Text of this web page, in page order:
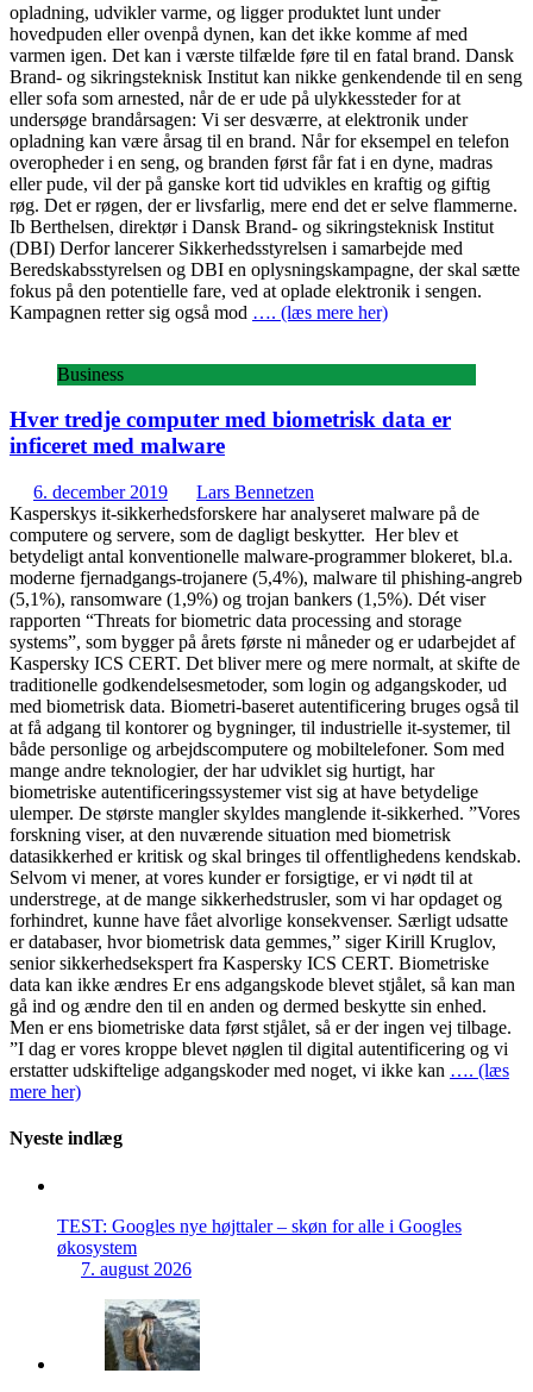
opladning, udvikler varme, og ligger produktet lunt under
hovedpuden eller ovenpå dynen, kan det ikke komme af med
varmen igen. Det kan i værste tilfælde føre til en fatal brand. Dansk
Brand- og sikringsteknisk Institut kan nikke genkendende til en seng
eller sofa som arnested, når de er ude på ulykkessteder for at
undersøge brandårsagen: Vi ser desværre, at elektronik under
opladning kan være årsag til en brand. Når for eksempel en telefon
overopheder i en seng, og branden først får fat i en dyne, madras
eller pude, vil der på ganske kort tid udvikles en kraftig og giftig
røg. Det er røgen, der er livsfarlig, mere end det er selve flammerne.
Ib Berthelsen, direktør i Dansk Brand- og sikringsteknisk Institut
(DBI) Derfor lancerer Sikkerhedsstyrelsen i samarbejde med
Beredskabsstyrelsen og DBI en oplysningskampagne, der skal sætte
fokus på den potentielle fare, ved at oplade elektronik i sengen.
Kampagnen retter sig også mod …. (læs mere her)
Business
Hver tredje computer med biometrisk data er
inficeret med malware
6. december 2019
Lars Bennetzen
Kasperskys it-sikkerhedsforskere har analyseret malware på de
computere og servere, som de dagligt beskytter. Her blev et
betydeligt antal konventionelle malware-programmer blokeret, bl.a.
moderne fjernadgangs-trojanere (5,4%), malware til phishing-angreb
(5,1%), ransomware (1,9%) og trojan bankers (1,5%). Dét viser
rapporten “Threats for biometric data processing and storage
systems”, som bygger på årets første ni måneder og er udarbejdet af
Kaspersky ICS CERT. Det bliver mere og mere normalt, at skifte de
traditionelle godkendelsesmetoder, som login og adgangskoder, ud
med biometrisk data. Biometri-baseret autentificering bruges også til
at få adgang til kontorer og bygninger, til industrielle it-systemer, til
både personlige og arbejdscomputere og mobiltelefoner. Som med
mange andre teknologier, der har udviklet sig hurtigt, har
biometriske autentificeringssystemer vist sig at have betydelige
ulemper. De største mangler skyldes manglende it-sikkerhed. ”Vores
forskning viser, at den nuværende situation med biometrisk
datasikkerhed er kritisk og skal bringes til offentlighedens kendskab.
Selvom vi mener, at vores kunder er forsigtige, er vi nødt til at
understrege, at de mange sikkerhedstrusler, som vi har opdaget og
forhindret, kunne have fået alvorlige konsekvenser. Særligt udsatte
er databaser, hvor biometrisk data gemmes,” siger Kirill Kruglov,
senior sikkerhedsekspert fra Kaspersky ICS CERT. Biometriske
data kan ikke ændres Er ens adgangskode blevet stjålet, så kan man
gå ind og ændre den til en anden og dermed beskytte sin enhed.
Men er ens biometriske data først stjålet, så er der ingen vej tilbage.
”I dag er vores kroppe blevet nøglen til digital autentificering og vi
erstatter udskiftelige adgangskoder med noget, vi ikke kan …. (læs
mere her)
Nyeste indlæg
TEST: Googles nye højttaler – skøn for alle i Googles
økosystem
7. august 2026